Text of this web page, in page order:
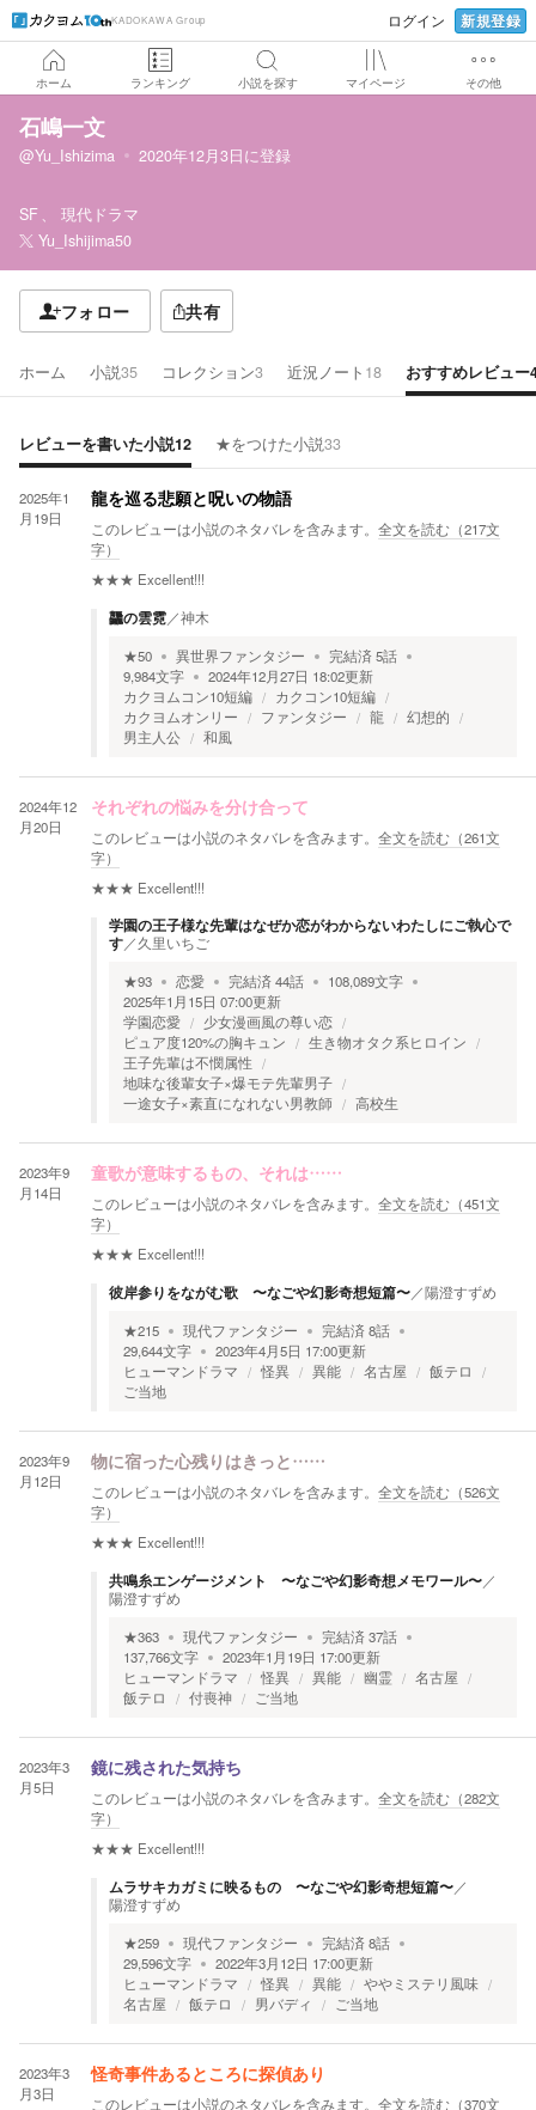
KADOKAWA Group ログイン 新規登録
ホーム ランキング 小説を探す マイページ その他
石嶋一文
@Yu_Ishizima 2020年12月3日に登録
SF
現代ドラマ
Yu_Ishijima50
フォロー 共有
ホーム 小説35 コレクション3 近況ノート 18 おすすめレビュー
レビューを書いた小説12 ★をつけた小説33
2025年1
月19日
龍を巡る悲願と呪いの物語
このレビューは小説のネタバレを含みます。 全文を読む（217文
字）
★★★ Excellent!!!
龘の雲霓／神木
★50 異世界ファンタジー 完結済5話
9,984文字 2024年12月27日 18:02更新
カクヨムコン10短編
カクコン10短編
カクヨムオンリー
ファンタジー 龍
幻想的
男主人公
和風
2024年12
月20日
それぞれの悩みを分け合って
このレビューは小説のネタバレを含みます。 全文を読む（261文
字）
★★★ Excellent!!!
学園の王子様な先輩はなぜか恋がわからないわたしにご執心で
す／久里いちご
★93 恋愛 完結済44話 108,089文字
2025年1月15日 07:00更新
学園恋愛
少女漫画風の尊い恋
ピュア度120%の胸キュン
生き物オタク系ヒロイン
王子先輩は不憫属性
地味な後輩女子×爆モテ先輩男子
一途女子×素直になれない男教師
高校生
2023年9
月14日
童歌が意味するもの、それは……
このレビューは小説のネタバレを含みます。 全文を読む（451文
字）
★★★ Excellent!!!
彼岸参りをながむ歌 〜なごや幻影奇想短篇〜／陽澄すずめ
★215 現代ファンタジー 完結済8話
29,644文字 2023年4月5日 17:00更新
ヒューマンドラマ
怪異 異能 名古屋
飯テロ
ご当地
2023年9
月12日
物に宿った心残りはきっと……
このレビューは小説のネタバレを含みます。 全文を読む（526文
字）
★★★ Excellent!!!
共鳴糸エンゲージメント 〜なごや幻影奇想メモワール〜／
陽澄すずめ
★363 現代ファンタジー 完結済37話
137,766文字 2023年1月19日 17:00更新
ヒューマンドラマ
怪異 異能 幽霊
名古屋
飯テロ
付喪神 ご当地
2023年3
月5日
鏡に残された気持ち
このレビューは小説のネタバレを含みます。 全文を読む（282文
字）
★★★ Excellent!!!
ムラサキカガミに映るもの 〜なごや幻影奇想短篇〜／
陽澄すずめ
★259 現代ファンタジー 完結済8話
29,596文字 2022年3月12日 17:00更新
ヒューマンドラマ
怪異 異能
ややミステリ風味
名古屋
飯テロ 男バディ ご当地
2023年3
月3日
怪奇事件あるところに探偵あり
このレビューは小説のネタバレを含みます。 全文を読む（370文